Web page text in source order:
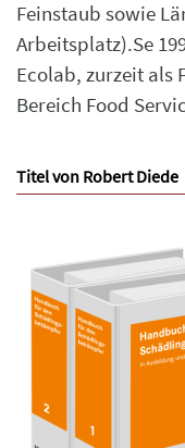
Feinstaub sowie
Arbeitsplatz).Se
Ecolab, zurzeit als
Bereich Food
Titel von Robert Diede